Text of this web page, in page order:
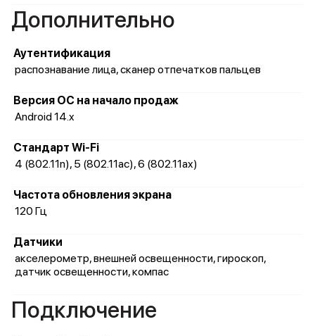
Дополнительно
Аутентификация
распознавание лица, сканер отпечатков пальцев
Версия ОС на начало продаж
Android 14.x
Стандарт Wi-Fi
4 (802.11n), 5 (802.11ac), 6 (802.11ax)
Частота обновления экрана
120 Гц
Датчики
акселерометр, внешней освещенности, гироскоп,
датчик освещенности, компас
Подключение